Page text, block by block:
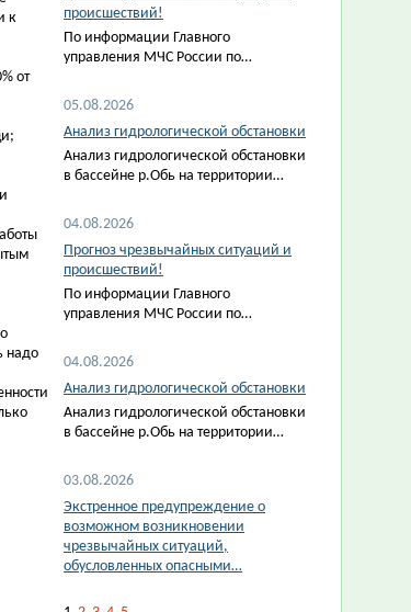
к
от
надо
происшествий!
По информации Главного
управления МЧС России по…
05.08.2026
Анализ гидрологической обстановки
Анализ гидрологической обстановки
в бассейне р.Обь на территории…
04.08.2026
Прогноз чрезвычайных ситуаций и
происшествий!
По информации Главного
управления МЧС России по…
04.08.2026
Анализ гидрологической обстановки
Анализ гидрологической обстановки
в бассейне р.Обь на территории…
03.08.2026
Экстренное предупреждение о
возможном возникновении
чрезвычайных ситуаций,
обусловленных опасными…